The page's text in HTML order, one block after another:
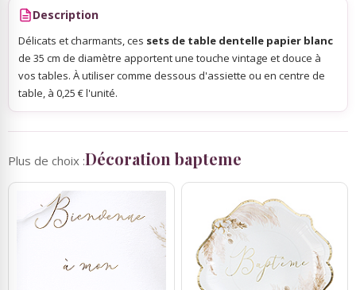
Description
Délicats et charmants, ces sets de table dentelle papier blanc
de 35 cm de diamètre apportent une touche vintage et douce à
vos tables. À utiliser comme dessous d'assiette ou en centre de
table, à 0,25 € l'unité.
Plus de choix :Décoration bapteme